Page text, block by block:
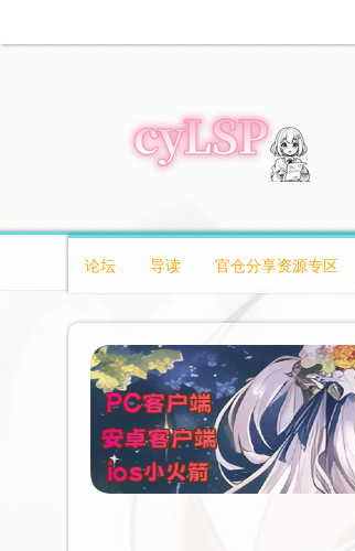
论坛 导读 官仓分享资源专区